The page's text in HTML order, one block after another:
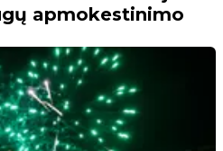
apmokestinimo